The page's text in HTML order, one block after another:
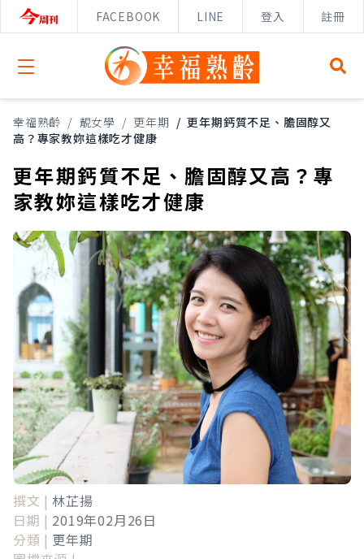
FACEBOOK LINE 登入 註冊
Open menu
幸福熟齡 / 靚女學 / 更年期 / 更年期鈣質不足、膽固醇又
高？專家教妳這樣吃才健康
更年期鈣質不足、膽固醇又高？專
家教妳這樣吃才健康
撰文 | 林芷揚
日期 | 2019年02月26日
分類 | 更年期